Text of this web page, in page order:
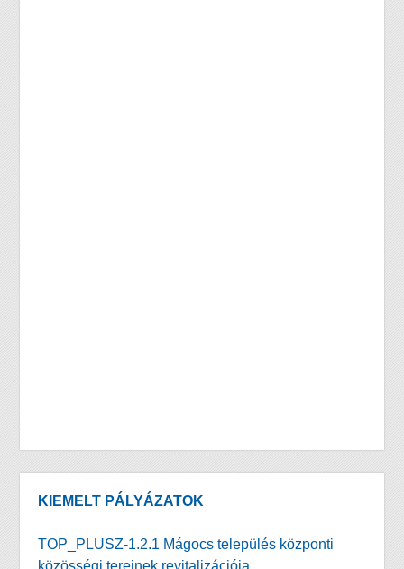
KIEMELT PÁLYÁZATOK
TOP_PLUSZ-1.2.1 Mágocs település központi